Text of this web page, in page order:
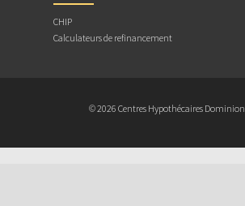
CHIP
Calculateurs de refinancement
© 2026 Centres Hypothécaires Dominion